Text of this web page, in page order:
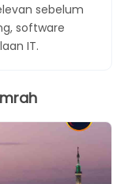
sebelum
software
IT.